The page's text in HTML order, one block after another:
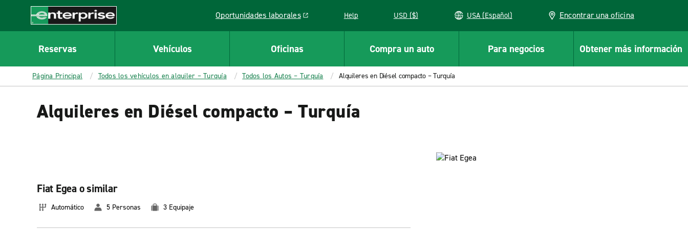
CONTENT
Enterprise
Oportunidades laborales
Link opens in a new window Help USD ($) USA (Español) Encontrar una oficina
Reservas Vehículos Oficinas Compra un auto Para negocios Obtener más información
Página Principal Todos los vehículos en alquiler – Turquía Todos los Autos – Turquía Alquileres en Diésel compacto – Turquía
Alquileres en Diésel compacto – Turquía
Fiat Egea o similar
Automático 5 Personas 3 Equipaje